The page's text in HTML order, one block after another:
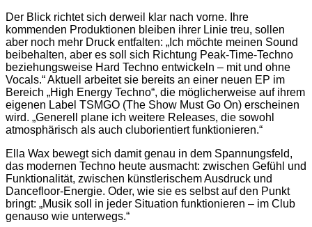
Der Blick richtet sich derweil klar nach vorne. Ihre
kommenden Produktionen bleiben ihrer Linie treu, sollen
aber noch mehr Druck entfalten: „Ich möchte meinen Sound
beibehalten, aber es soll sich Richtung Peak-Time-Techno
beziehungsweise Hard Techno entwickeln – mit und ohne
Vocals.“ Aktuell arbeitet sie bereits an einer neuen EP im
Bereich „High Energy Techno“, die möglicherweise auf ihrem
eigenen Label TSMGO (The Show Must Go On) erscheinen
wird. „Generell plane ich weitere Releases, die sowohl
atmosphärisch als auch cluborientiert funktionieren.“
Ella Wax bewegt sich damit genau in dem Spannungsfeld,
das modernen Techno heute ausmacht: zwischen Gefühl und
Funktionalität, zwischen künstlerischem Ausdruck und
Dancefloor-Energie. Oder, wie sie es selbst auf den Punkt
bringt: „Musik soll in jeder Situation funktionieren – im Club
genauso wie unterwegs.“